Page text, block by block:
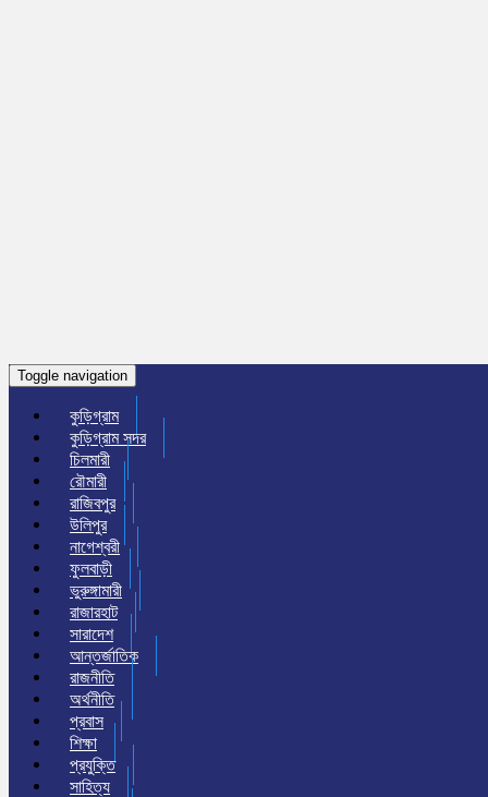
Toggle navigation
কুড়িগ্রাম
কুড়িগ্রাম সদর
চিলমারী
রৌমারী
রাজিবপুর
উলিপুর
নাগেশ্বরী
ফুলবাড়ী
ভুরুঙ্গামারী
রাজারহাট
সারাদেশ
আন্তর্জাতিক
রাজনীতি
অর্থনীতি
প্রবাস
শিক্ষা
প্রযুক্তি
সাহিত্য